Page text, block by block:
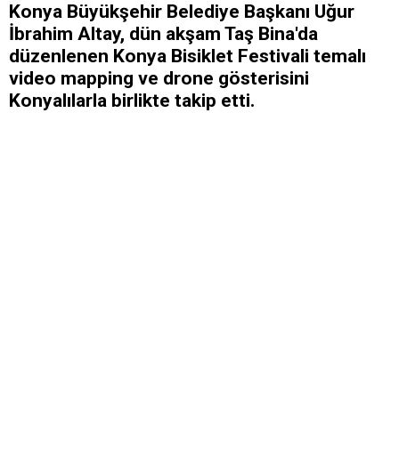
Konya Büyükşehir Belediye Başkanı Uğur
İbrahim Altay, dün akşam Taş Bina'da
düzenlenen Konya Bisiklet Festivali temalı
video mapping ve drone gösterisini
Konyalılarla birlikte takip etti.